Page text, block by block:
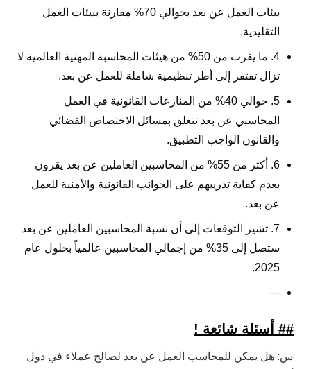
بيئات العمل عن بعد بحوالي 70% مقارنة ببيئات العمل
التقليدية.
4. ما يقرب من 50% من هيئات المحاسبة المهنية العالمية لا
تزال تفتقر إلى أطر تنظيمية شاملة للعمل عن بعد.
5. حوالي 40% من المنازعات القانونية في العمل
المحاسبي عن بعد تتعلق بمسائل الاختصاص القضائي
والقانون الواجب التطبيق.
6. أكثر من 55% من المحاسبين العاملين عن بعد يقرون
بعدم كفاية تدريبهم على الجوانب القانونية والأمنية للعمل
عن بعد.
7. تشير التوقعات إلى أن نسبة المحاسبين العاملين عن بعد
ستصل إلى 35% من إجمالي المحاسبين عالمياً بحلول عام
2025.
—
## أسئلة شائعة !
س: هل يمكن للمحاسب العمل عن بعد لصالح عملاء في دول